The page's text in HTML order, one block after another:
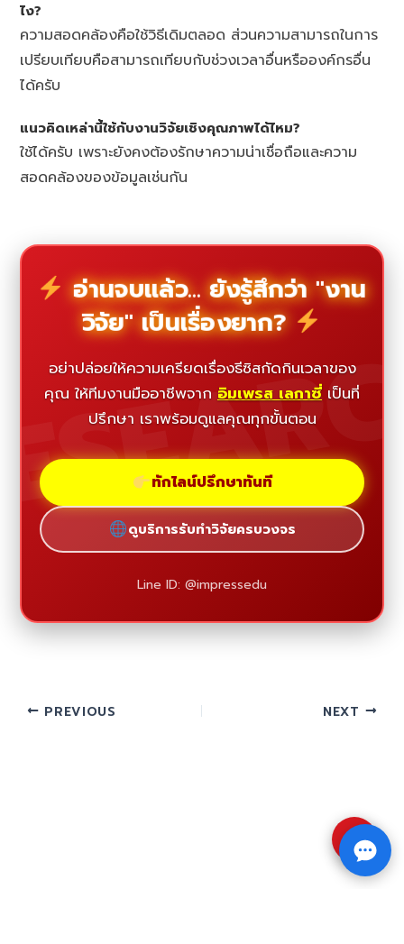
ไง?
ความสอดคล้องคือใช้วิธีเดิมตลอด ส่วนความสามารถในการ
เปรียบเทียบคือสามารถเทียบกับช่วงเวลาอื่นหรือองค์กรอื่น
ได้ครับ
แนวคิดเหล่านี้ใช้กับงานวิจัยเชิงคุณภาพได้ไหม?
ใช้ได้ครับ เพราะยังคงต้องรักษาความน่าเชื่อถือและความ
สอดคล้องของข้อมูลเช่นกัน
อ่านจบแล้ว... ยังรู้สึกว่า "งาน
วิจัย" เป็นเรื่องยาก?
อย่าปล่อยให้ความเครียดเรื่องธีซิสกัดกินเวลาของ
คุณ ให้ทีมงานมืออาชีพจาก อิมเพรส เลกาซี่ เป็นที่
ปรึกษา เราพร้อมดูแลคุณทุกขั้นตอน
ทักไลน์ปรึกษาทันที
ดูบริการรับทำวิจัยครบวงจร
Line ID: @impressedu
PREVIOUS NEXT
⇧